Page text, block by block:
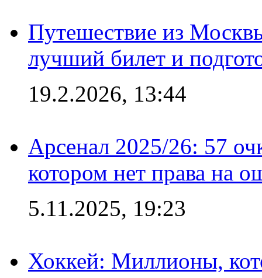
Путешествие из
лучший билет и
19.2.2026, 13:44
Арсенал 2025/26: 57
котором нет права на
5.11.2025, 19:23
Хоккей: Миллионы,